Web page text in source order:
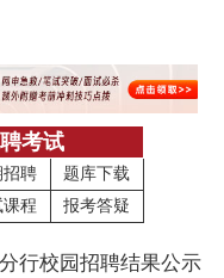
考试
招聘
题库下载
程 报考答疑
行校园招聘结果公示